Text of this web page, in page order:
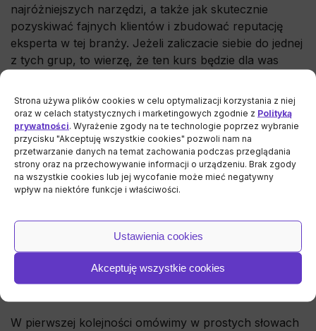
Strona używa plików cookies w celu optymalizacji korzystania z niej
oraz w celach statystycznych i marketingowych zgodnie z Polityką
prywatności. Wyrażenie zgody na te technologie poprzez wybranie
przycisku "Akceptuję wszystkie cookies" pozwoli nam na
przetwarzanie danych na temat zachowania podczas przeglądania
strony oraz na przechowywanie informacji o urządzeniu. Brak zgody
na wszystkie cookies lub jej wycofanie może mieć negatywny
wpływ na niektóre funkcje i właściwości.
Akceptuję wszystkie cookies
Ustawienia cookies
najróżniejszych narzędzi, a także jak skutecznie
pozyskiwać fajnych klientów i zbudować reputację
eksperta w tej branży. Jeżeli zaliczacie siebie do jednej
z tych grup, to wierzę, że ten kurs będzie dla was
Ile to kosztuje?
Jesteśmy częścią WordPressowej społeczności i
zamierzamy dzielić się naszym doświadczeniem oraz
wiedzą, dlatego ten kurs jest i pozostanie na zawsze
Plan lekcji w ramach
kursu
W pierwszej kolejności omówimy w prostych słowach